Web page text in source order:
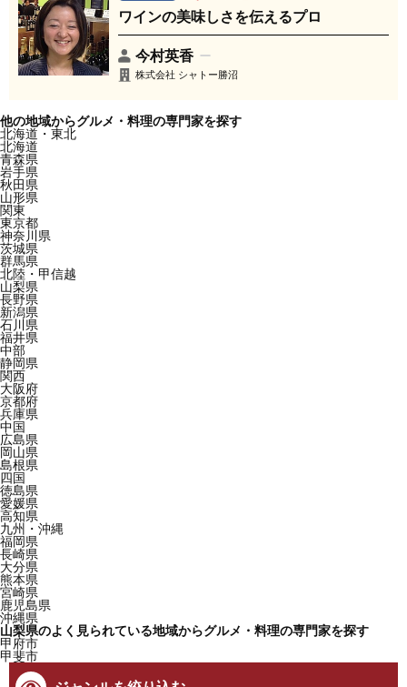
ワインの美味しさを伝えるプロ
今村英香
株式会社 シャトー勝沼
他の地域からグルメ・料理の専門家を探す
北海道・東北
北海道
青森県
岩手県
秋田県
山形県
関東
東京都
神奈川県
茨城県
群馬県
北陸・甲信越
山梨県
長野県
新潟県
石川県
福井県
中部
静岡県
関西
大阪府
京都府
兵庫県
中国
広島県
岡山県
島根県
四国
徳島県
愛媛県
高知県
九州・沖縄
福岡県
長崎県
大分県
熊本県
宮崎県
鹿児島県
沖縄県
山梨県のよく見られている地域からグルメ・料理の専門家を探す
甲府市
甲斐市